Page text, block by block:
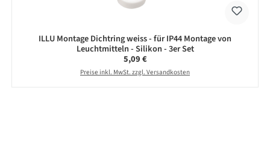
ILLU Montage Dichtring weiss - für IP44 Montage von
Leuchtmitteln - Silikon - 3er Set
Regulärer Preis:
5,09 €
Preise inkl. MwSt. zzgl. Versandkosten